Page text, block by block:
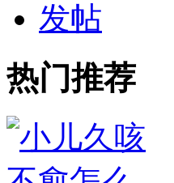
发帖
热门推荐